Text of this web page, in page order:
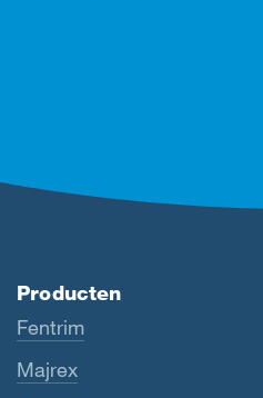
Producten
Fentrim
Majrex